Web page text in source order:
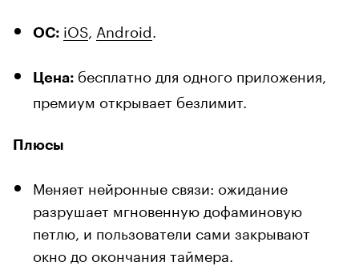
ОС: iOS Android
Цена: бесплатно для одного приложения,
премиум открывает безлимит.
Плюсы
Меняет нейронные связи: ожидание
разрушает мгновенную дофаминовую
петлю, и пользователи сами закрывают
окно до окончания таймера.